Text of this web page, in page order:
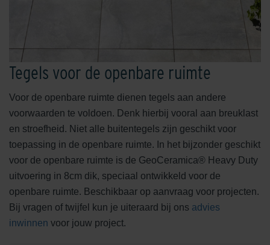
Tegels voor de openbare ruimte
Voor de openbare ruimte dienen tegels aan andere
voorwaarden te voldoen. Denk hierbij vooral aan breuklast
en stroefheid. Niet alle buitentegels zijn geschikt voor
toepassing in de openbare ruimte. In het bijzonder geschikt
voor de openbare ruimte is de GeoCeramica® Heavy Duty
uitvoering in 8cm dik, speciaal ontwikkeld voor de
openbare ruimte. Beschikbaar op aanvraag voor projecten.
Bij vragen of twijfel kun je uiteraard bij ons advies
inwinnen voor jouw project.